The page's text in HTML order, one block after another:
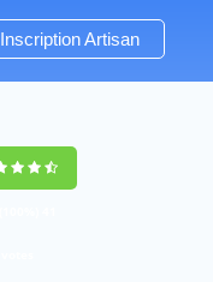
Inscription Artisan